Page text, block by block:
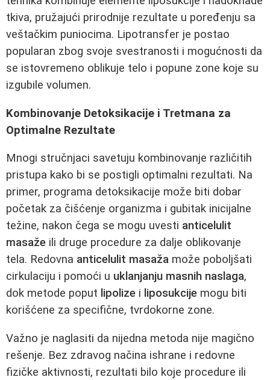
tkiva, pružajući prirodnije rezultate u poređenju sa
veštačkim puniocima. Lipotransfer je postao
popularan zbog svoje svestranosti i mogućnosti da
se istovremeno oblikuje telo i popune zone koje su
izgubile volumen.
Kombinovanje Detoksikacije i Tretmana za
Optimalne Rezultate
Mnogi stručnjaci savetuju kombinovanje različitih
pristupa kako bi se postigli optimalni rezultati. Na
primer, programa detoksikacije može biti dobar
početak za čišćenje organizma i gubitak inicijalne
težine, nakon čega se mogu uvesti anticelulit
masaže ili druge procedure za dalje oblikovanje
tela. Redovna anticelulit masaža može poboljšati
cirkulaciju i pomoći u uklanjanju masnih naslaga,
dok metode poput lipolize i liposukcije mogu biti
korišćene za specifične, tvrdokorne zone.
Važno je naglasiti da nijedna metoda nije magično
rešenje. Bez zdravog načina ishrane i redovne
fizičke aktivnosti, rezultati bilo koje procedure ili